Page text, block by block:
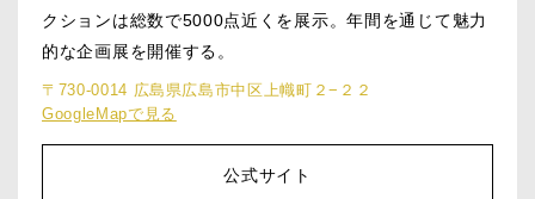
クションは総数で5000点近くを展示。年間を通じて魅力
的な企画展を開催する。
〒730-0014 広島県広島市中区上幟町２−２２
GoogleMapで見る
公式サイト